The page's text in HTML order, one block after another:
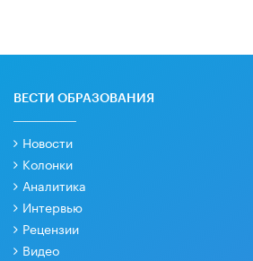
ВЕСТИ ОБРАЗОВАНИЯ
Новости
Колонки
Аналитика
Интервью
Рецензии
Видео